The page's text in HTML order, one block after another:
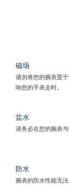
磁场
请勿将您的腕表置
响您的手表走时。
盐水
请务必在您的腕表
防水
腕表的防水性能无